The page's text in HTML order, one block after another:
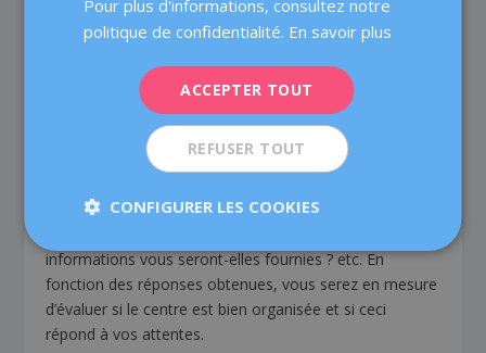
intéressent. Dans notre centre, nous offrons
actuellement une première visite d’information gratuite
justement pour vous renseigner.
Comment le suivi est-il effectué ?Il est important
de demander d’abord comment fonctionne le suivi des
patients pendant le traitement : aurez-vous la possibilité
comment le faire ? existe-t-il un service d’attention à la
informations vous seront-elles fournies ? etc. En
fonction des réponses obtenues, vous serez en mesure
d’évaluer si le centre est bien organisée et si ceci
répond à vos attentes.
ITALIANO
Pour plus d'informations, consultez notre
politique de confidentialité. En savoir plus
ACCEPTER TOUT
REFUSER TOUT
CONFIGURER LES COOKIES